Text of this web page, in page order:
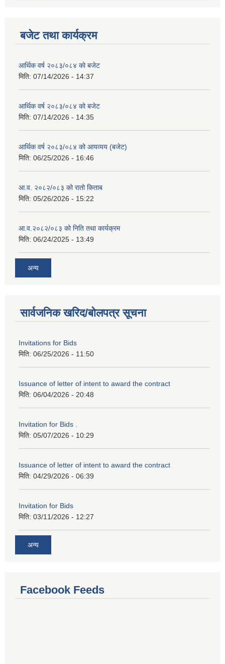
बजेट तथा कार्यक्रम
आर्थिक वर्ष २०८३/०८४ को बजेट
मिति: 07/14/2026 - 14:37
आर्थिक वर्ष २०८३/०८४ को बजेट
मिति: 07/14/2026 - 14:35
आर्थिक वर्ष २०८३/०८४ को आयव्यय (बजेट)
मिति: 06/25/2026 - 16:46
आ.व. २०८२/०८३ को रातो किताब
मिति: 05/26/2026 - 15:22
आ.व.२०८२/०८३ को निति तथा कार्यक्रम
मिति: 06/24/2025 - 13:49
अन्य
सार्वजनिक खरिद/बोलपत्र सूचना
Invitations for Bids
मिति: 06/25/2026 - 11:50
Issuance of letter of intent to award the contract
मिति: 06/04/2026 - 20:48
Invitation for Bids .
मिति: 05/07/2026 - 10:29
Issuance of letter of intent to award the contract
मिति: 04/29/2026 - 06:39
Invitation for Bids
मिति: 03/11/2026 - 12:27
अन्य
Facebook Feeds